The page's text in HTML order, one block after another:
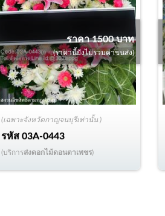
(เฉพาะจังหวัดกาญจนบุรีเท่านั้น )
รหัส 03A-0443
ราคา 1500 บาท
(ราคานี้ยังไม่รวมค่าขนส่ง)
(บริการส่งดอกไม้ดอนตาเพชร)